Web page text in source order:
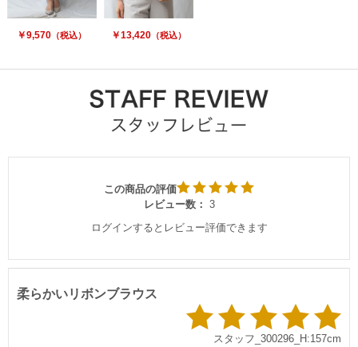
￥9,570 （税込） ￥13,420（税込）
この商品の評価
レビュー数： 3
ログインするとレビュー評価できます
柔らかいリボンブラウス
スタッフ_300296_H:157cm